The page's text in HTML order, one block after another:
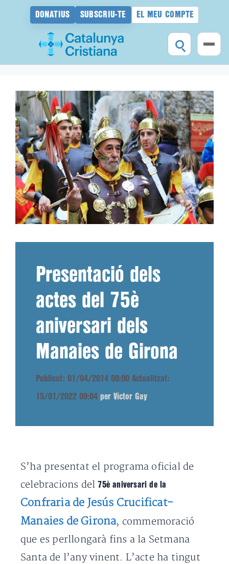
DONATIUS SUBSCRIU-TE EL MEU COMPTE
contingut
Presentació dels
actes del 75è
aniversari dels
Manaies de Girona
Publicat: 01/04/2014 00:00 Actualitzat:
15/01/2022 09:04 per Víctor Gay
S’ha presentat el programa oficial de
celebracions del75è aniversari de la
Confraria de Jesús Crucificat-
Manaies de Girona, commemoració
que es perllongarà fins a la Setmana
Santa de l’any vinent. L’acte ha tingut